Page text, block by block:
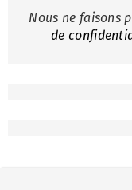
Nous ne faisons
de